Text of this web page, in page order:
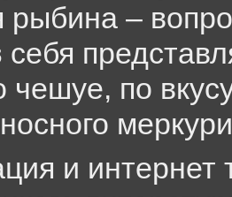
рыбина –
себя
чешуе, по
и интернет